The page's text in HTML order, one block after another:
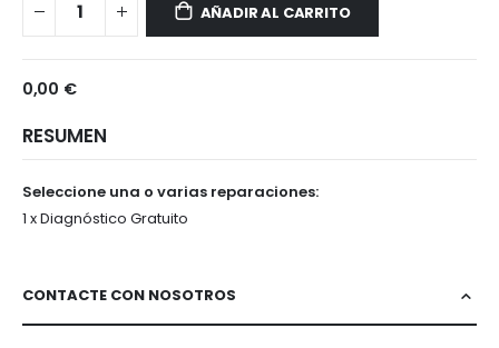
AÑADIR AL CARRITO
0,00 €
RESUMEN
Seleccione una o varias reparaciones:
1 x Diagnóstico Gratuito
CONTACTE CON NOSOTROS